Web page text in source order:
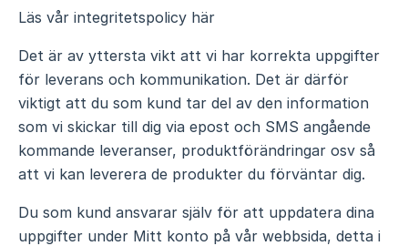
Läs vår integritetspolicy här
Det är av yttersta vikt att vi har korrekta uppgifter
för leverans och kommunikation. Det är därför
viktigt att du som kund tar del av den information
som vi skickar till dig via epost och SMS angående
kommande leveranser, produktförändringar osv så
att vi kan leverera de produkter du förväntar dig.
Du som kund ansvarar själv för att uppdatera dina
uppgifter under Mitt konto på vår webbsida, detta i